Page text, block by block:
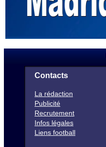
Contacts
La rédaction
Publicité
Recrutement
Infos légales
Liens football